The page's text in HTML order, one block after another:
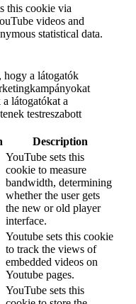
this cookie via
videos and
statistical data.
hogy a látogatók
látogatókat a
testreszabott
Description
YouTube sets this
cookie to measure
bandwidth, determining
whether the user gets
the new or old player
interface.
Youtube sets this cookie
to track the views of
embedded videos on
Youtube pages.
YouTube sets this